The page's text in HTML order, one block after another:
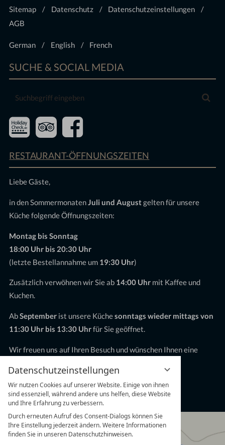
Datenschutzeinstellungen
Wir nutzen Cookies auf unserer Website. Einige von ihnen
sind essenziell, während andere uns helfen, diese Website
und Ihre Erfahrung zu verbessern.
Durch erneuten Aufruf des Consent-Dialogs können Sie
Ihre Einstellung jederzeit ändern. Weitere Informationen
finden Sie in unseren Datenschutzhinweisen.
Sitemap
Datenschutz
Datenschutzeinstellungen
AGB
German English French
SUCHE & SOCIAL MEDIA
Suchbegriff
RESTAURANT-ÖFFNUNGSZEITEN
Liebe Gäste,
in den SommermonatenJuli und Augustgelten für unsere
Küche folgende Öffnungszeiten:
Montag bis Sonntag
18:00 Uhr bis 20:30 Uhr
(letzte Bestellannahme um 19:30 Uhr)
Zusätzlich verwöhnen wir Sie ab 14:00 Uhr mit Kaffee und
Kuchen.
AbSeptember ist unsere Küchesonntags wieder mittags von
11:30 Uhr bis 13:30 Uhrfür Sie geöffnet.
Wir freuen uns auf Ihren Besuch und wünschen Ihnen eine
Gruppen & Feiern ab 20 Personen
sind jederzeit nach vorheriger Anfrage möglich.